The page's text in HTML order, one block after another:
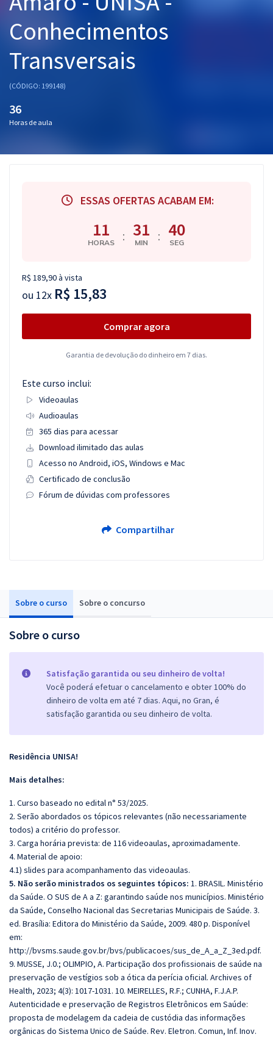
Pós
Graduação
OAB
Mentorias
Questões grátis
Conhecimentos
Transversais
(CÓDIGO: 199148)
36
Horas de aula
Sobre o curso Sobre o concurso
Sobre o curso
Satisfação garantida ou seu dinheiro de volta!
Você poderá efetuar o cancelamento e obter 100% do
dinheiro de volta em até 7 dias. Aqui, no Gran, é
satisfação garantida ou seu dinheiro de volta.
Residência UNISA!
Mais detalhes:
1. Curso baseado no edital n° 53/2025.
2. Serão abordados os tópicos relevantes (não necessariamente
todos) a critério do professor.
3. Carga horária prevista: de 116 videoaulas, aproximadamente.
4. Material de apoio:
4.1) slides para acompanhamento das videoaulas.
5. Não serão ministrados os seguintes tópicos: 1. BRASIL. Ministério
da Saúde. O SUS de A a Z: garantindo saúde nos municípios. Ministério
da Saúde, Conselho Nacional das Secretarias Municipais de Saúde. 3.
ed. Brasília: Editora do Ministério da Saúde, 2009. 480 p. Disponível
em:
http://bvsms.saude.gov.br/bvs/publicacoes/sus_de_A_a_Z_3ed.pdf.
9. MUSSE, J.0.; OLIMPIO, A. Participação dos profissionais de saúde na
preservação de vestígios sob a ótica da perícia oficial. Archives of
Health, 2023; 4(3): 1017-1031. 10. MEIRELLES, R.F.; CUNHA, F.J.A.P.
Autenticidade e preservação de Registros Eletrônicos em Saúde:
proposta de modelagem da cadeia de custódia das informações
orgânicas do Sistema Unico de Saúde. Rev. Eletron. Comun, Inf. Inov.
ESSAS OFERTAS ACABAM EM:
11
HORAS : 31
MIN : 39
SEG
R$ 189,90 à vista
ou 12x R$ 15,83
Comprar agora
Garantia de devolução do dinheiro em 7 dias.
Este curso inclui:
Videoaulas
Audioaulas
365 dias para acessar
Download ilimitado das aulas
Acesso no Android, iOS, Windows e Mac
Certificado de conclusão
Fórum de dúvidas com professores
Compartilhar